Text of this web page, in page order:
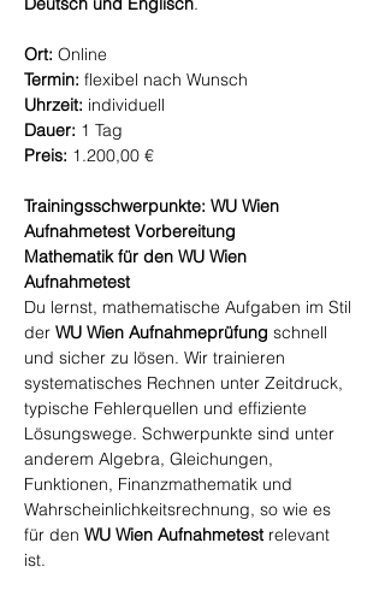
Ort: Online
Termin: flexibel nach Wunsch
Uhrzeit: individuell
Dauer: 1 Tag
Preis: 1.200,00 €
Trainingsschwerpunkte: WU Wien
Aufnahmetest Vorbereitung
Mathematik für den WU Wien
Aufnahmetest
Du lernst, mathematische Aufgaben im Stil
der WU Wien Aufnahmeprüfung schnell
und sicher zu lösen. Wir trainieren
systematisches Rechnen unter Zeitdruck,
typische Fehlerquellen und effiziente
Lösungswege. Schwerpunkte sind unter
anderem Algebra, Gleichungen,
Funktionen, Finanzmathematik und
Wahrscheinlichkeitsrechnung, so wie es
für den WU Wien Aufnahmetest relevant
ist.